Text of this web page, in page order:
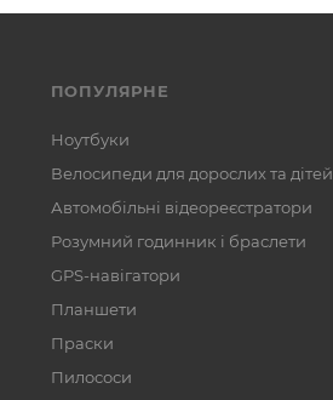
ПОПУЛЯРНЕ
Ноутбуки
Велосипеди для дорослих та дітей
Автомобільні відеореєстратори
Розумний годинник і браслети
GPS-навігатори
Планшети
Праски
Пилососи